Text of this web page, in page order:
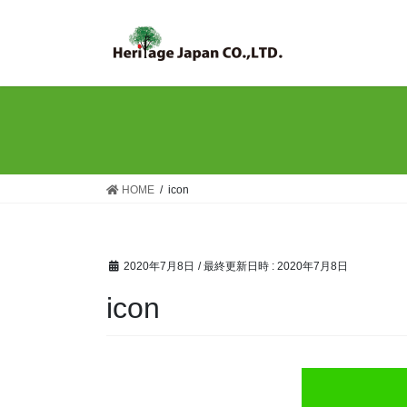
HOME icon
2020年7月8日 / 最終更新日時 : 2020年7月8日
icon